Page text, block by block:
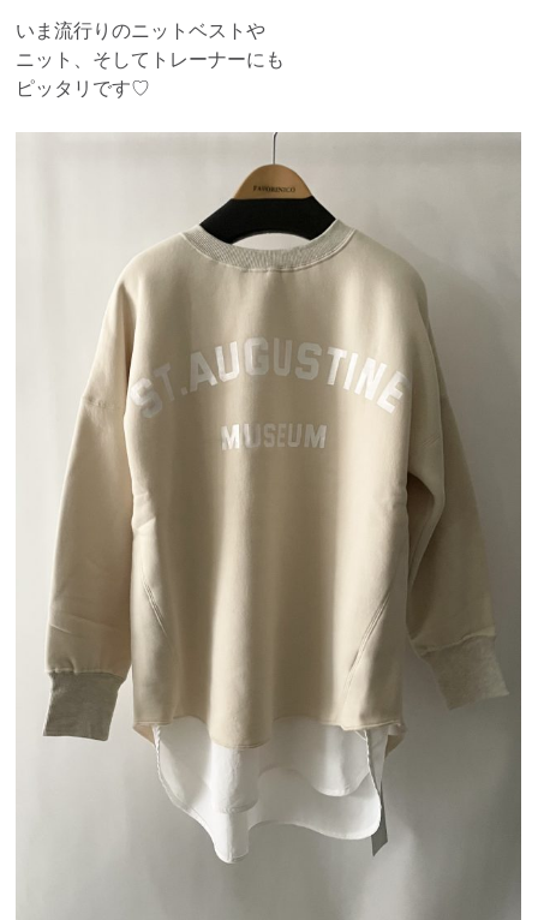
いま流行りのニットベストや
ニット、そしてトレーナーにも
ピッタリです♡